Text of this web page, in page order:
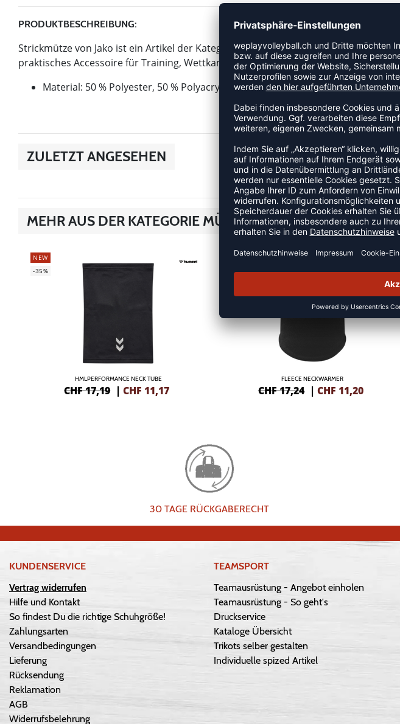
PRODUKTBESCHREIBUNG:
Strickmütze von Jako ist ein Artikel der Kategorie Mütze. Dieses Modell ist speziell
praktisches Accessoire für Training, Wettkampf oder den Vereinsalltag.
Material: 50 % Polyester, 50 % Polyacryl
ZULETZT ANGESEHEN
MEHR AUS DER KATEGORIE MÜTZEN & SCHALS
NEW
-35%
HMLPERFORMANCE NECK TUBE
CHF 17,19 |CHF 11,17
NEW
-35%
FLEECE NECKWARMER
CHF 17,24 | CHF 11,20
30 TAGE RÜCKGABERECHT
KUNDENSERVICE
Vertrag widerrufen
Hilfe und Kontakt
So findest Du die richtige Schuhgröße!
Zahlungsarten
Versandbedingungen
Lieferung
Rücksendung
Reklamation
AGB
Widerrufsbelehrung
TEAMSPORT
Teamausrüstung - Angebot einholen
Teamausrüstung - So geht's
Druckservice
Kataloge Übersicht
Trikots selber gestalten
Individuelle spized Artikel